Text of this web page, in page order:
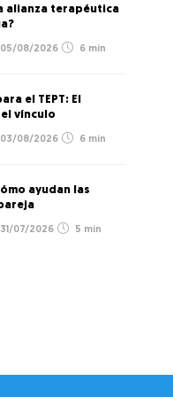
alianza terapéutica
05/08/2026 6 min
el TEPT: El
vínculo
03/08/2026 6 min
ayudan las
31/07/2026 5 min